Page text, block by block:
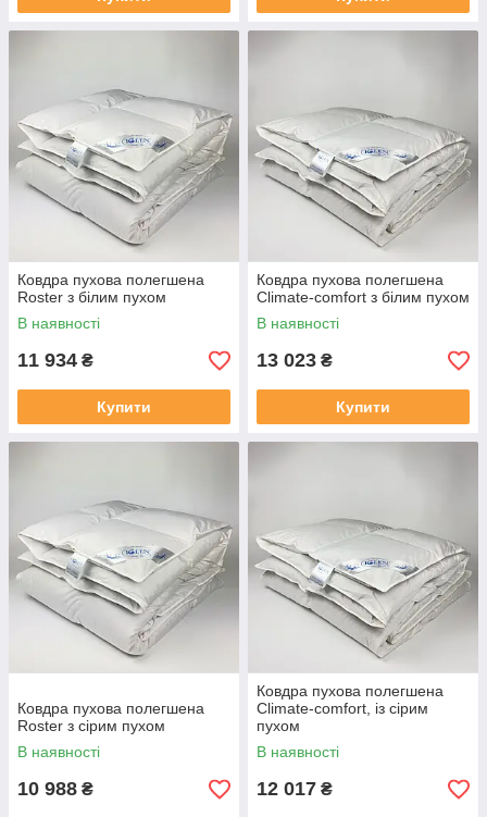
Ковдра пухова полегшена
Roster з білим пухом
В наявності
11 934 ₴
Купити
Ковдра пухова полегшена
Climate-comfort з білим пухом
В наявності
13 023 ₴
Купити
Ковдра пухова полегшена
Roster з сірим пухом
В наявності
10 988 ₴
Ковдра пухова полегшена
Climate-comfort, із сірим
пухом
В наявності
12 017 ₴